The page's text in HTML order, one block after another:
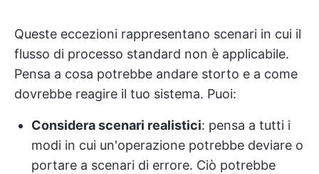
Queste eccezioni rappresentano scenari in cui il
flusso di processo standard non è applicabile.
Pensa a cosa potrebbe andare storto e a come
dovrebbe reagire il tuo sistema. Puoi:
Considera scenari realistici: pensa a tutti i
modi in cui un'operazione potrebbe deviare o
portare a scenari di errore. Ciò potrebbe